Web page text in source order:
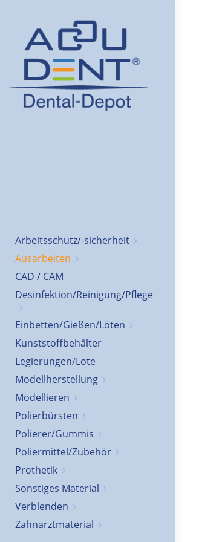
Arbeitsschutz/-sicherheit
Ausarbeiten
CAD / CAM
Desinfektion/Reinigung/Pflege
Einbetten/Gießen/Löten
Kunststoffbehälter
Legierungen/Lote
Modellherstellung
Modellieren
Polierbürsten
Polierer/Gummis
Poliermittel/Zubehör
Prothetik
Sonstiges Material
Verblenden
Zahnarztmaterial